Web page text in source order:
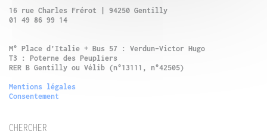
16 rue Charles Frérot | 94250 Gentilly
01 49 86 99 14
M° Place d’Italie + Bus 57 : Verdun-Victor Hugo
T3 : Poterne des Peupliers
RER B Gentilly ou Vélib (n°13111, n°42505)
Mentions légales
Consentement
CHERCHER